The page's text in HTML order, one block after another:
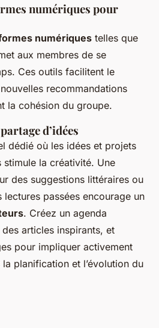
numériques pour
numériques telles que
aux membres de se
Ces outils facilitent le
recommandations
la cohésion du groupe.
d’idées
dédié où les idées et projets
stimule la créativité. Une
des suggestions littéraires ou
passées encourage un
. Créez un agenda
articles inspirants, et
pour impliquer activement
planification et l’évolution du